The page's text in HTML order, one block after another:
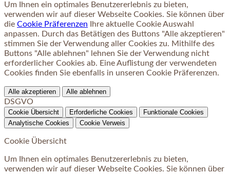
Um Ihnen ein optimales Benutzererlebnis zu bieten,
verwenden wir auf dieser Webseite Cookies. Sie können über
die Cookie Präferenzen Ihre aktuelle Cookie Auswahl
anpassen. Durch das Betätigen des Buttons "Alle akzeptieren"
stimmen Sie der Verwendung aller Cookies zu. Mithilfe des
Buttons "Alle ablehnen" lehnen Sie der Verwendung nicht
erforderlicher Cookies ab. Eine Auflistung der verwendeten
Cookies finden Sie ebenfalls in unseren Cookie Präferenzen.
Alle akzeptieren Alle ablehnen
DSGVO
Cookie Übersicht Erforderliche Cookies
Funktionale Cookies
Analytische Cookies
Cookie Verweis
Cookie Übersicht
Um Ihnen ein optimales Benutzererlebnis zu bieten,
verwenden wir auf dieser Webseite Cookies. Sie können über